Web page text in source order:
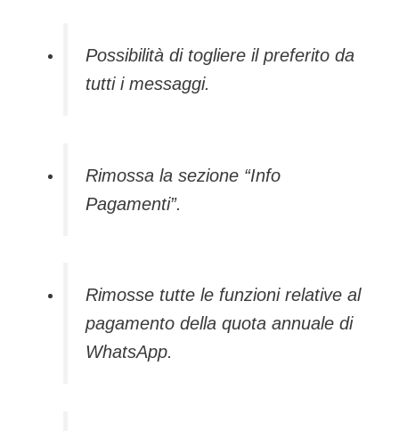
Possibilità di togliere il preferito da
tutti i messaggi.
Rimossa la sezione “Info
Pagamenti”.
Rimosse tutte le funzioni relative al
pagamento della quota annuale di
WhatsApp.